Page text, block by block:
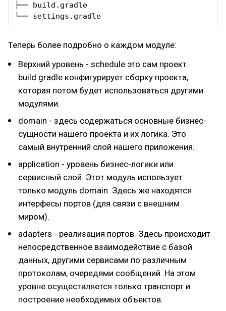
├── build.gradle
└── settings.gradle
Теперь более подробно о каждом модуле:
Верхний уровень - schedule это сам проект.
build.gradle конфигурирует сборку проекта,
которая потом будет использоваться другими
модулями.
domain - здесь содержаться основные бизнес-
сущности нашего проекта и их логика. Это
самый внутренний слой нашего приложения.
application - уровень бизнес-логики или
сервисный слой. Этот модуль использует
только модуль domain. Здесь же находятся
интерфесы портов (для связи с внешним
миром).
adapters - реализация портов. Здесь происходит
непосредственное взаимодействие с базой
данных, другими сервисами по различным
протоколам, очередями сообщений. На этом
уровне осуществляется только транспорт и
построение необходимых объектов.